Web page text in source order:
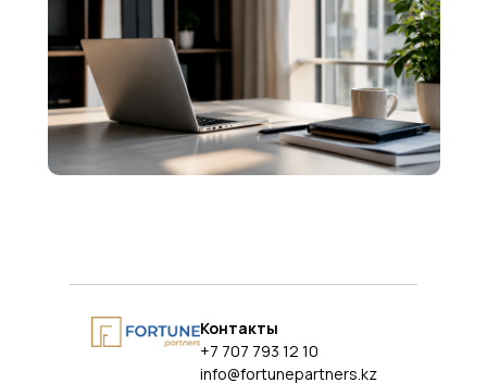
Контакты
+7 707 793 12 10
info@fortunepartners.kz